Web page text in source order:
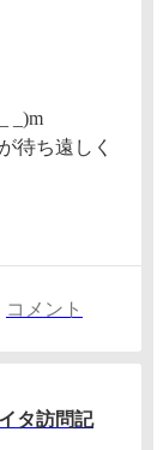
_)m
待ち遠しく
コメント
タ訪問記